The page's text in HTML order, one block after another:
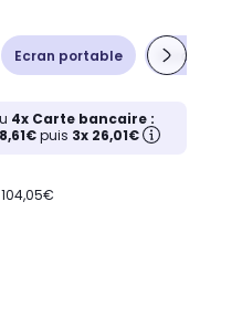
Ecran portable Ecran PC
4x Carte bancaire :
puis 3x 26,01€